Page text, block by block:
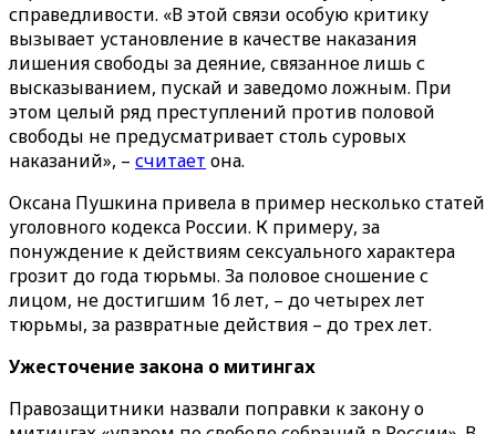
справедливости. «В этой связи особую критику
вызывает установление в качестве наказания
лишения свободы за деяние, связанное лишь с
высказыванием, пускай и заведомо ложным. При
этом целый ряд преступлений против половой
свободы не предусматривает столь суровых
наказаний», – считает она.
Оксана Пушкина привела в пример несколько статей
уголовного кодекса России. К примеру, за
понуждение к действиям сексуального характера
грозит до года тюрьмы. За половое сношение с
лицом, не достигшим 16 лет, – до четырех лет
тюрьмы, за развратные действия – до трех лет.
Ужесточение закона о митингах
Правозащитники назвали поправки к закону о